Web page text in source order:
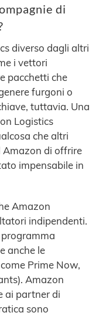
di
diverso dagli altri
i vettori
pacchetti che
furgoni o
tuttavia. Una
Logistics
che altri
Amazon di offrire
impensabile in
Amazon
indipendenti.
anche le
Prime Now,
Amazon
ai partner di
sono